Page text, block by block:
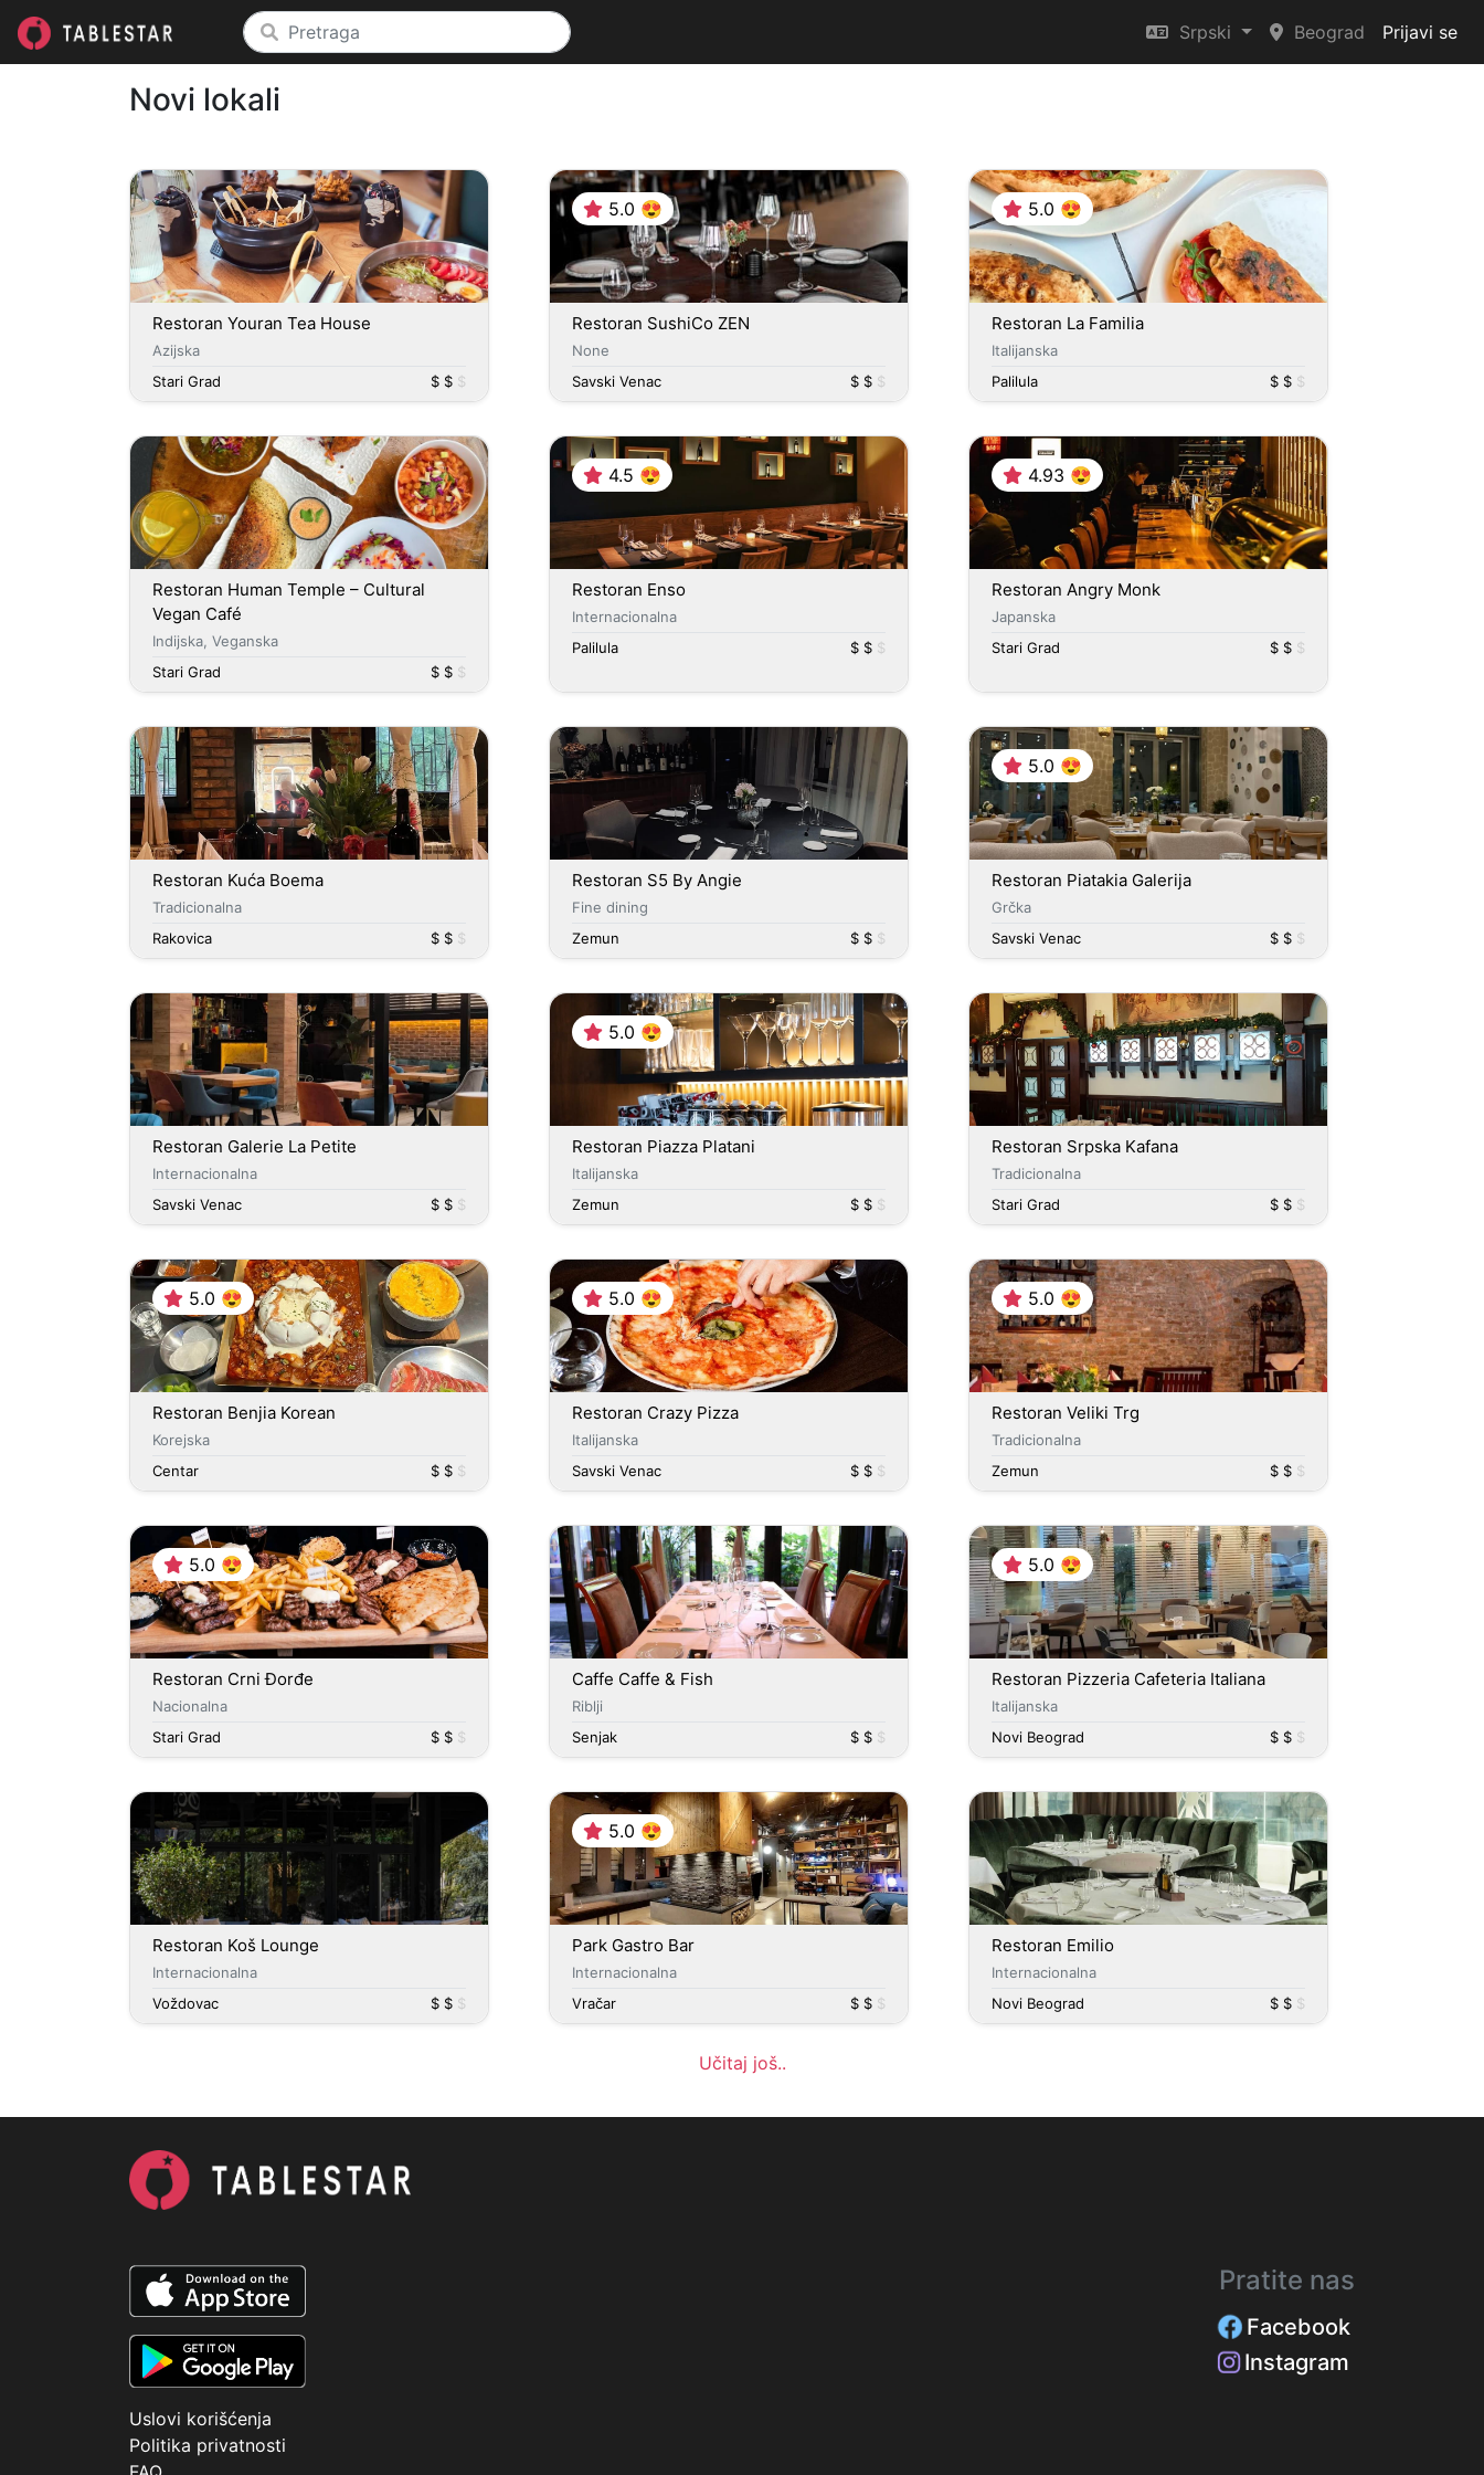
Srpski Beograd Prijavi se
Novi lokali
Restoran Youran Tea House
Azijska
Stari Grad
$ $ $
5.0 😍
Restoran SushiCo ZEN
None
Savski Venac
$ $ $
5.0 😍
Restoran La Familia
Italijanska
Palilula
$ $ $
Restoran Human Temple – Cultural
Vegan Café
Indijska, Veganska
Stari Grad
$ $ $
4.5 😍
Restoran Enso
Internacionalna
Palilula
$ $ $
4.93 😍
Restoran Angry Monk
Japanska
Stari Grad
$ $ $
Restoran Kuća Boema
Tradicionalna
Rakovica
$ $ $
Restoran S5 By Angie
Fine dining
Zemun
$ $ $
5.0 😍
Restoran Piatakia Galerija
Grčka
Savski Venac
$ $ $
Restoran Galerie La Petite
Internacionalna
Savski Venac
$ $ $
5.0 😍
Restoran Piazza Platani
Italijanska
Zemun
$ $ $
Restoran Srpska Kafana
Tradicionalna
Stari Grad
$ $ $
5.0 😍
Restoran Benjia Korean
Korejska
Centar
$ $ $
5.0 😍
Restoran Crazy Pizza
Italijanska
Savski Venac
$ $ $
5.0 😍
Restoran Veliki Trg
Tradicionalna
Zemun
$ $ $
5.0 😍
Restoran Crni Đorđe
Nacionalna
Stari Grad
$ $ $
Caffe Caffe & Fish
Riblji
Senjak
$ $ $
5.0 😍
Restoran Pizzeria Cafeteria Italiana
Italijanska
Novi Beograd
$ $ $
Restoran Koš Lounge
Internacionalna
Voždovac
$ $ $
5.0 😍
Park Gastro Bar
Internacionalna
Vračar
$ $ $
Restoran Emilio
Internacionalna
Novi Beograd
$ $ $
Učitaj još..
Pratite nas
Facebook
Instagram
Uslovi korišćenja
Politika privatnosti